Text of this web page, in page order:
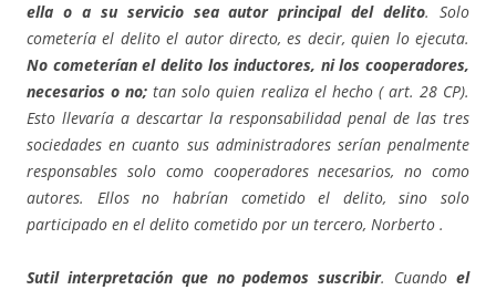
ella o a su servicio sea autor principal del delito. Solo
cometería el delito el autor directo, es decir, quien lo ejecuta.
No cometerían el delito los inductores, ni los cooperadores,
necesarios o no; tan solo quien realiza el hecho ( art. 28 CP).
Esto llevaría a descartar la responsabilidad penal de las tres
sociedades en cuanto sus administradores serían penalmente
responsables solo como cooperadores necesarios, no como
autores. Ellos no habrían cometido el delito, sino solo
participado en el delito cometido por un tercero, Norberto .
Sutil interpretación que no podemos suscribir. Cuandoel